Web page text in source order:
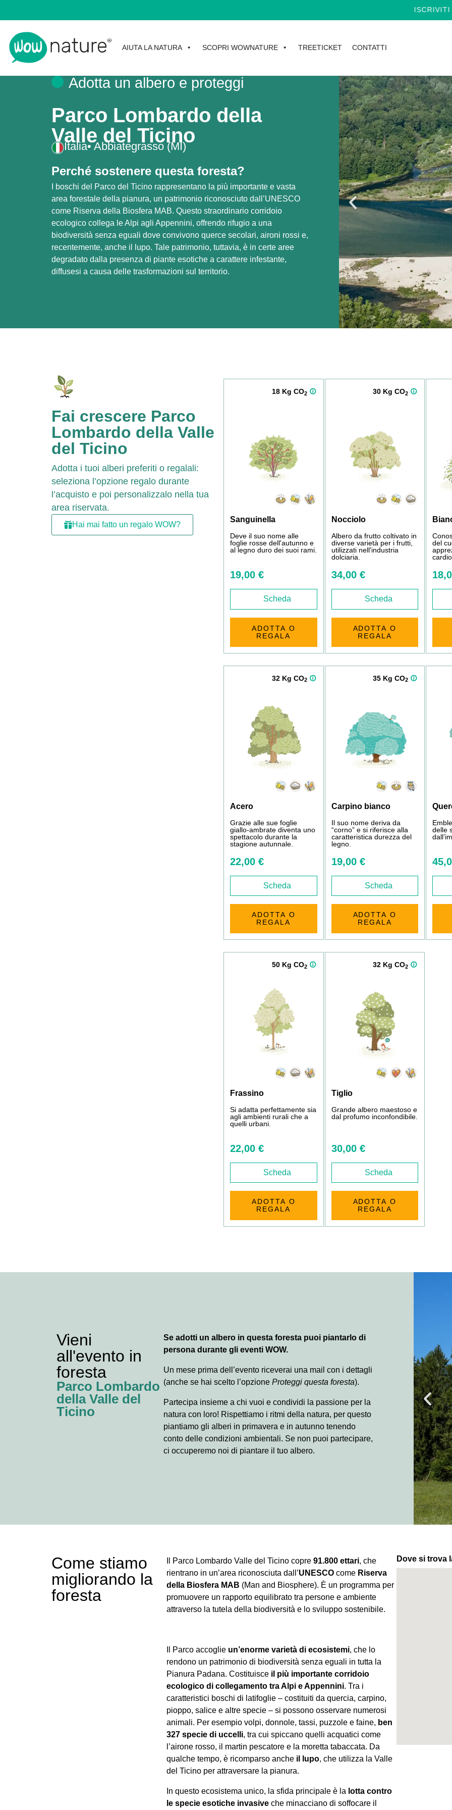
ISCRIVITI ALLA
AIUTA LA NATURA SCOPRI WOWNATURE TREETICKET CONTATTI
Adotta un albero e proteggi
Parco Lombardo della
Valle del Ticino
Italia• Abbiategrasso (MI)
Perché sostenere questa foresta?
I boschi del Parco del Ticino rappresentano la più importante e vasta
area forestale della pianura, un patrimonio riconosciuto dall’UNESCO
come Riserva della Biosfera MAB. Questo straordinario corridoio
ecologico collega le Alpi agli Appennini, offrendo rifugio a una
biodiversità senza eguali dove convivono querce secolari, aironi rossi e,
recentemente, anche il lupo. Tale patrimonio, tuttavia, è in certe aree
degradato dalla presenza di piante esotiche a carattere infestante,
diffusesi a causa delle trasformazioni sul territorio.
Fai crescere Parco
Lombardo della Valle
del Ticino
Adotta i tuoi alberi preferiti o regalali:
seleziona l’opzione regalo durante
l’acquisto e poi personalizzalo nella tua
area riservata.
Hai mai fatto un regalo WOW?
18 Kg CO2
Sanguinella
Deve il suo nome alle
foglie rosse dell'autunno e
al legno duro dei suoi rami.
19,00 €
Scheda
ADOTTA O
REGALA
30 Kg CO2
Nocciolo
Albero da frutto coltivato in
diverse varietà per i frutti,
utilizzati nell'industria
dolciaria.
34,00 €
Scheda
ADOTTA O
REGALA
del
32 Kg CO2
Acero
Grazie alle sue foglie
giallo-ambrate diventa uno
spettacolo durante la
stagione autunnale.
22,00 €
Scheda
ADOTTA O
REGALA
35 Kg CO2
Carpino bianco
Il suo nome deriva da
“corno” e si riferisce alla
caratteristica durezza del
legno.
19,00 €
Scheda
ADOTTA O
REGALA
delle
50 Kg CO2
Frassino
Si adatta perfettamente sia
agli ambienti rurali che a
quelli urbani.
22,00 €
Scheda
ADOTTA O
REGALA
32 Kg CO2
Tiglio
Grande albero maestoso e
dal profumo inconfondibile.
30,00 €
Scheda
ADOTTA O
REGALA
Vieni
all'evento in
foresta
Parco Lombardo
della Valle del
Ticino
Se adotti un albero in questa foresta puoi piantarlo di
persona durante gli eventi WOW.
Un mese prima dell’evento riceverai una mail con i dettagli
(anche se hai scelto l’opzione Proteggi questa foresta).
Partecipa insieme a chi vuoi e condividi la passione per la
natura con loro! Rispettiamo i ritmi della natura, per questo
piantiamo gli alberi in primavera e in autunno tenendo
conto delle condizioni ambientali. Se non puoi partecipare,
ci occuperemo noi di piantare il tuo albero.
Come stiamo
migliorando la
foresta
Il Parco Lombardo Valle del Ticino copre 91.800 ettari, che
rientrano in un’area riconosciuta dall’UNESCO come Riserva
della Biosfera MAB (Man and Biosphere). È un programma per
promuovere un rapporto equilibrato tra persone e ambiente
attraverso la tutela della biodiversità e lo sviluppo sostenibile.
Il Parco accoglie un’enorme varietà di ecosistemi, che lo
rendono un patrimonio di biodiversità senza eguali in tutta la
Pianura Padana. Costituisce il più importante corridoio
ecologico di collegamento tra Alpi e Appennini. Tra i
caratteristici boschi di latifoglie – costituiti da quercia, carpino,
pioppo, salice e altre specie – si possono osservare numerosi
animali. Per esempio volpi, donnole, tassi, puzzole e faine, ben
327 specie di uccelli, tra cui spiccano quelli acquatici come
l’airone rosso, il martin pescatore e la moretta tabaccata. Da
qualche tempo, è ricomparso anche il lupo, che utilizza la Valle
del Ticino per attraversare la pianura.
In questo ecosistema unico, la sfida principale è la lotta contro
le specie esotiche invasive che minacciano di soffocare il
Dove si trova